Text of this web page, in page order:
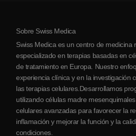
Sobre Serbia
Colaboraciones
Sobre Swiss Medica
Swiss Medica es un centro de medicina
especializado en terapias basadas en
de tratamiento en Europa. Nuestro
experiencia clínica y en la investigación
las terapias celulares.Desarrollamos
utilizando células madre
celulares avanzadas para favorecer la
inflamación y mejorar la función y la
condiciones.